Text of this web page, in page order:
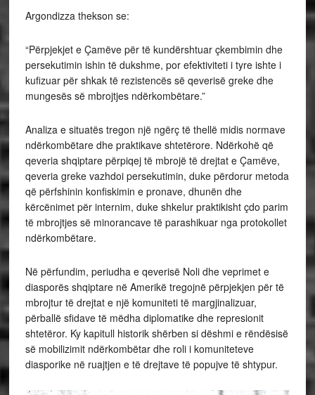
Argondizza thekson se:
“Përpjekjet e Çamëve për të kundërshtuar çkembimin dhe
persekutimin ishin të dukshme, por efektiviteti i tyre ishte i
kufizuar për shkak të rezistencës së qeverisë greke dhe
mungesës së mbrojtjes ndërkombëtare.”
Analiza e situatës tregon një ngërç të thellë midis normave
ndërkombëtare dhe praktikave shtetërore. Ndërkohë që
qeveria shqiptare përpiqej të mbrojë të drejtat e Çamëve,
qeveria greke vazhdoi persekutimin, duke përdorur metoda
që përfshinin konfiskimin e pronave, dhunën dhe
kërcënimet për internim, duke shkelur praktikisht çdo parim
të mbrojtjes së minorancave të parashikuar nga protokollet
ndërkombëtare.
Në përfundim, periudha e qeverisë Noli dhe veprimet e
diasporës shqiptare në Amerikë tregojnë përpjekjen për të
mbrojtur të drejtat e një komuniteti të margjinalizuar,
përballë sfidave të mëdha diplomatike dhe represionit
shtetëror. Ky kapitull historik shërben si dëshmi e rëndësisë
së mobilizimit ndërkombëtar dhe roli i komuniteteve
diasporike në ruajtjen e të drejtave të popujve të shtypur.